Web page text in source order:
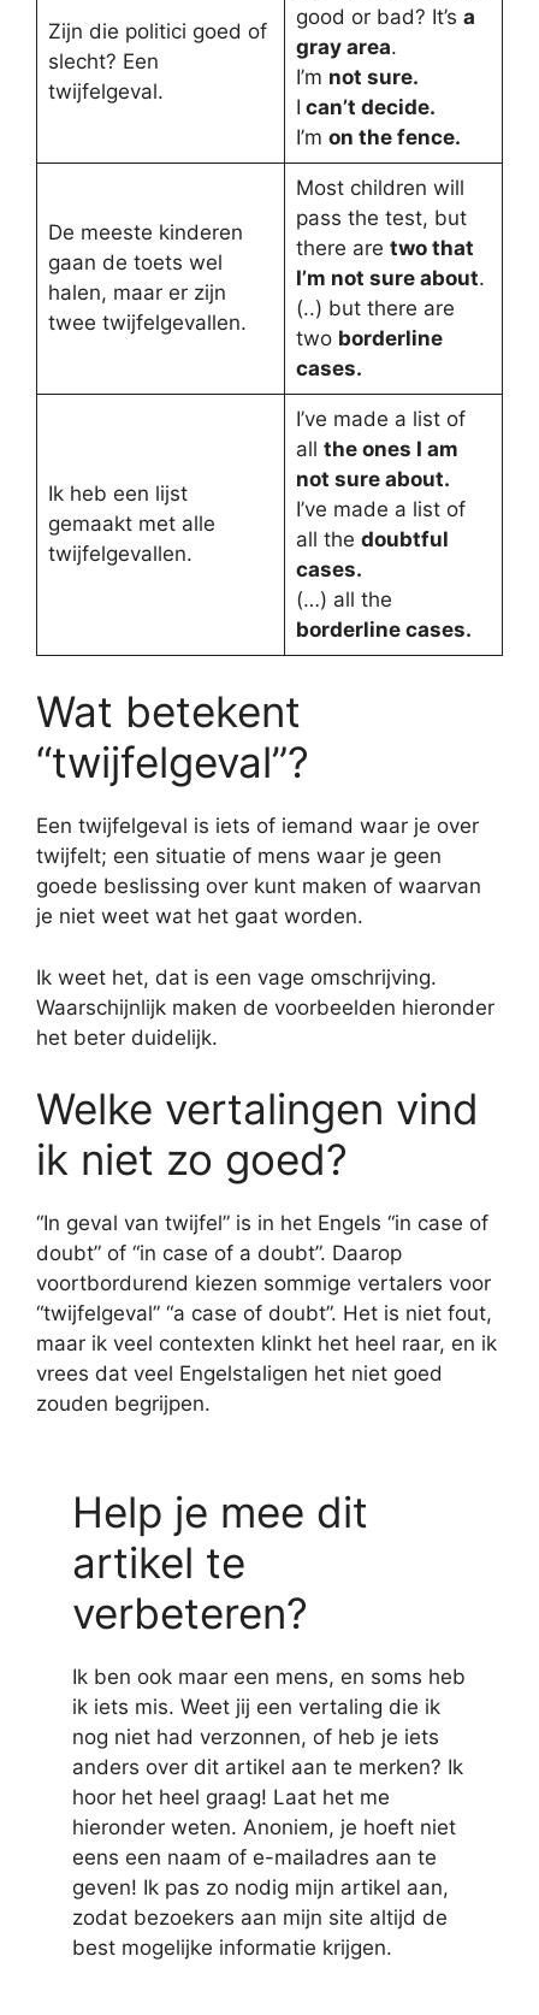
Zijn die politici goed of
slecht? Een
twijfelgeval.
good or bad? It’s a
gray area.
I’m not sure.
I can’t decide.
I’m on the fence.
De meeste kinderen
gaan de toets wel
halen, maar er zijn
twee twijfelgevallen.
Most children will
pass the test, but
there are two that
I’m not sure about.
(..) but there are
two borderline
cases.
Ik heb een lijst
gemaakt met alle
twijfelgevallen.
I’ve made a list of
all the ones I am
not sure about.
I’ve made a list of
all the doubtful
cases.
(…) all the
borderline cases.
Wat betekent
“twijfelgeval”?
Een twijfelgeval is iets of iemand waar je over
twijfelt; een situatie of mens waar je geen
goede beslissing over kunt maken of waarvan
je niet weet wat het gaat worden.
Ik weet het, dat is een vage omschrijving.
Waarschijnlijk maken de voorbeelden hieronder
het beter duidelijk.
Welke vertalingen vind
ik niet zo goed?
“In geval van twijfel” is in het Engels “in case of
doubt” of “in case of a doubt”. Daarop
voortbordurend kiezen sommige vertalers voor
“twijfelgeval” “a case of doubt”. Het is niet fout,
maar ik veel contexten klinkt het heel raar, en ik
vrees dat veel Engelstaligen het niet goed
zouden begrijpen.
Help je mee dit
artikel te
verbeteren?
Ik ben ook maar een mens, en soms heb
ik iets mis. Weet jij een vertaling die ik
nog niet had verzonnen, of heb je iets
anders over dit artikel aan te merken? Ik
hoor het heel graag! Laat het me
hieronder weten. Anoniem, je hoeft niet
eens een naam of e-mailadres aan te
geven! Ik pas zo nodig mijn artikel aan,
zodat bezoekers aan mijn site altijd de
best mogelijke informatie krijgen.